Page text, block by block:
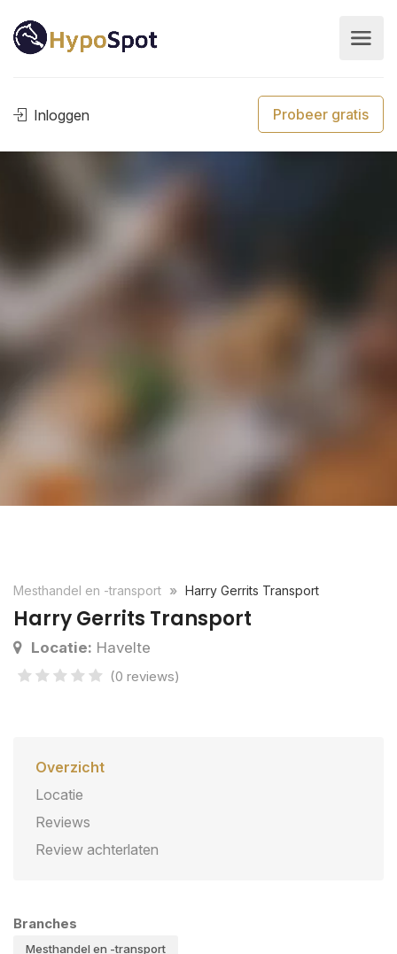
Inloggen Probeer gratis
Mesthandel en -transport Harry Gerrits Transport
Harry Gerrits Transport
Locatie: Havelte
(0 reviews)
Overzicht
Locatie
Reviews
Review achterlaten
Branches
Mesthandel en -transport